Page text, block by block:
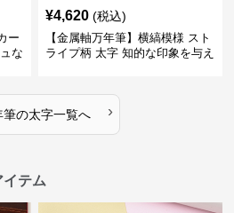
ー
な
¥4,620 (税込)
【金属軸万年筆】横縞模様 スト
ライプ柄 太字 知的な印象を与え
筆の太字一覧へ ›
テム